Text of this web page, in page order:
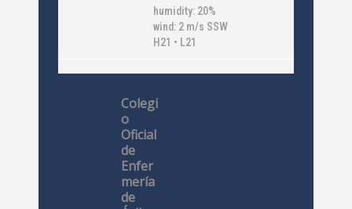
humidity: 20%
wind: 2 m/s SSW
H21 • L21
Colegi
o
Oficial
de
Enfer
mería
de